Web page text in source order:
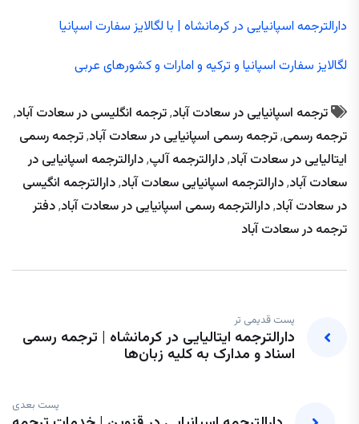
دارالترجمه اسپانیایی در کرمانشاه | با لگالایز سفارت اسپانیا
لگالایز سفارت اسپانیا و ترکیه و امارات و کشورهای عربی
ترجمه اسپانیایی در سعادت آباد,ترجمه انگلیسی در سعادت آباد,
ترجمه رسمی,ترجمه رسمی اسپانیایی در سعادت آباد,ترجمه رسمی
ایتالیایی در سعادت آباد,دارالترجمه آلپ,دارالترجمه اسپانیایی در
سعادت آباد,دارالترجمه اسپانیایی سعادت آباد,دارالترجمه انگیسی
در سعادت آباد,دارالترجمه رسمی اسپانیایی در سعادت آباد,دفتر
ترجمه در سعادت آباد
پست قدیمی تر
دارالترجمه ایتالیایی در کرمانشاه | ترجمه رسمی
اسناد و مدارک به کلیه زبان‌ها
پست بعدی